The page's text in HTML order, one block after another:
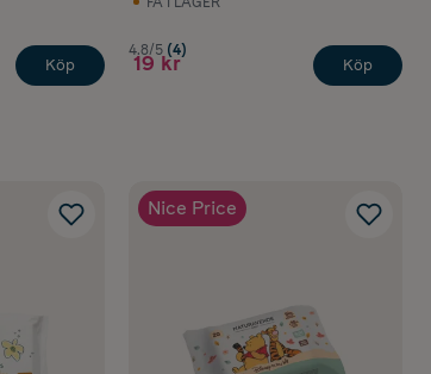
Köp
4.8/5 (4)
19 kr Köp
Nice Price